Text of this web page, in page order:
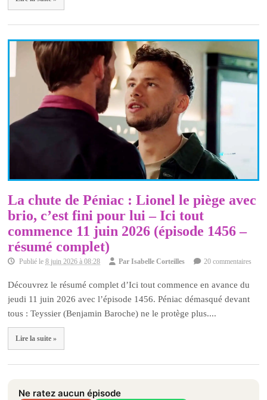
La chute de Péniac : Lionel le piège avec
brio, c’est fini pour lui – Ici tout
commence 11 juin 2026 (épisode 1456 –
résumé complet)
Publié le8 juin 2026 à 08:28 ParIsabelle Corteilles 20 commentaires
Découvrez le résumé complet d’Ici tout commence en avance du
jeudi 11 juin 2026 avec l’épisode 1456. Péniac démasqué devant
tous : Teyssier (Benjamin Baroche) ne le protège plus....
Lire la suite »
Ne ratez aucun épisode